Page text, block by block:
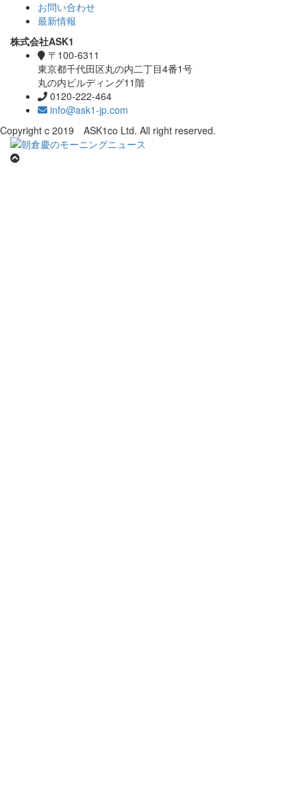
お問い合わせ
最新情報
株式会社ASK1
〒100-6311
東京都千代田区丸の内二丁目4番1号
丸の内ビルディング11階
0120-222-464
info@ask1-jp.com
Copyright c 2019 ASK1co Ltd. All right reserved.